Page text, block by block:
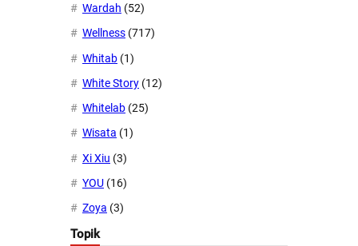
Wardah (52)
Wellness (717)
Whitab (1)
White Story (12)
Whitelab (25)
Wisata (1)
Xi Xiu (3)
YOU (16)
Zoya (3)
Topik